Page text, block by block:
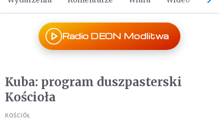
Radio DEON Modlitwa
Kuba: program duszpasterski
Kościoła
KOŚCIÓŁ